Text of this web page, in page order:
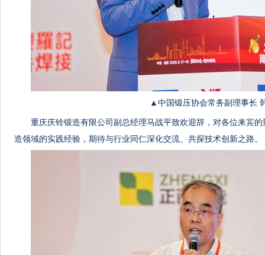
▲中国锻压协会常务副理事长
重庆庆铃锻造有限公司副总经理马战平致欢迎辞，对各位来宾
造领域的实践经验，期待与行业同仁深化交流、共探技术创新之路。